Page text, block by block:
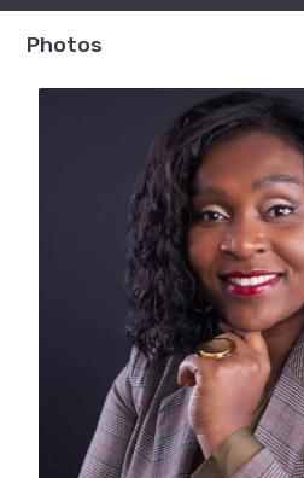
Photos